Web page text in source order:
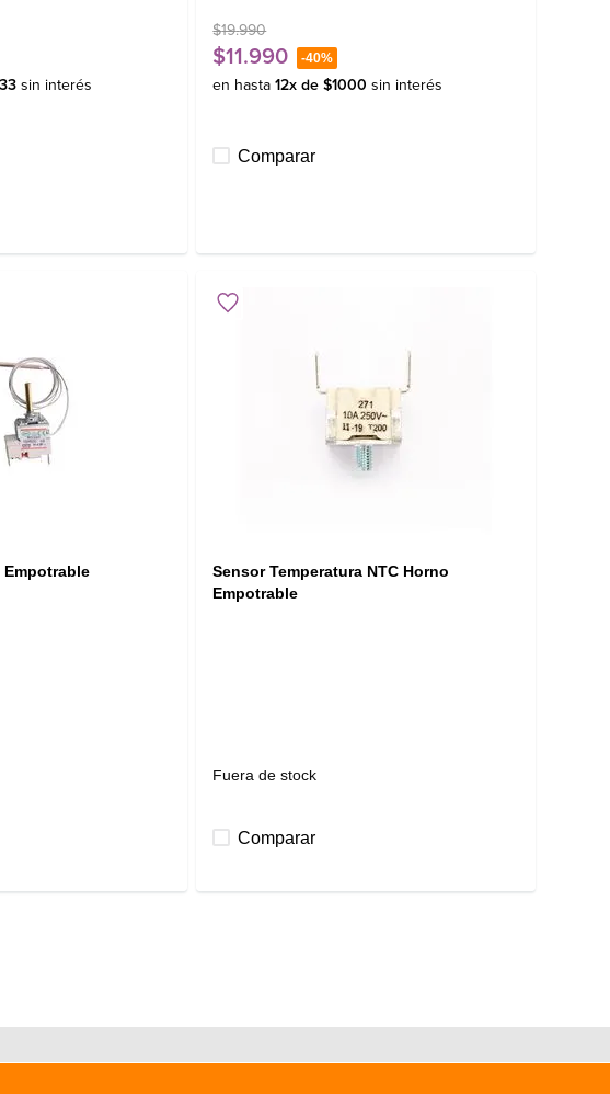
sin interés
$19.990
$11 .990 -40%
en hasta 12x de $1000 sin interés
Comparar
Sensor Temperatura NTC Horno
Empotrable
Fuera de stock
Comparar